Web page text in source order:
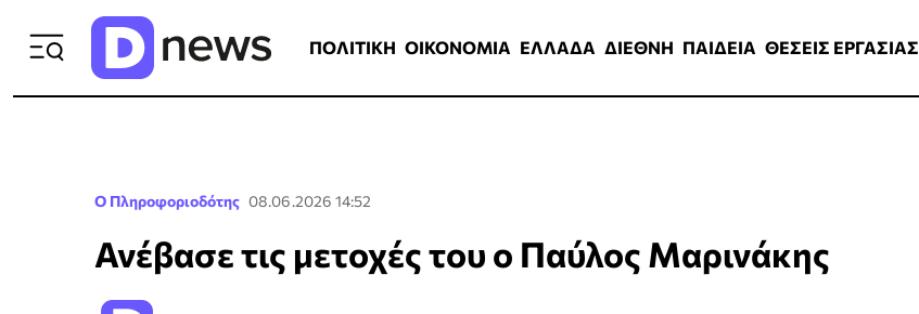
ΠΟΛΙΤΙΚΗ ΟΙΚΟΝΟΜΙΑ ΕΛΛΑΔΑ ΔΙΕΘΝΗ ΠΑΙΔΕΙΑ ΘΕΣΕΙΣ ΕΡΓΑΣΙΑΣ
Ο Πληροφοριοδότης 08.06.2026 14:52
Ανέβασε τις μετοχές του ο Παύλος Μαρινάκης